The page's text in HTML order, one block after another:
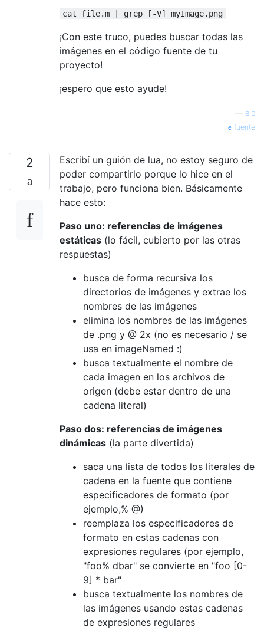
cat file.m | grep [-V] myImage.png
¡Con este truco, puedes buscar todas las
imágenes en el código fuente de tu
proyecto!
¡espero que esto ayude!
elp
fuente
2
Escribí un guión de lua, no estoy seguro de
poder compartirlo porque lo hice en el
trabajo, pero funciona bien. Básicamente
hace esto:
Paso uno: referencias de imágenes
estáticas (lo fácil, cubierto por las otras
respuestas)
busca de forma recursiva los
directorios de imágenes y extrae los
nombres de las imágenes
elimina los nombres de las imágenes
de .png y @ 2x (no es necesario / se
usa en imageNamed :)
busca textualmente el nombre de
cada imagen en los archivos de
origen (debe estar dentro de una
cadena literal)
Paso dos: referencias de imágenes
dinámicas (la parte divertida)
saca una lista de todos los literales de
cadena en la fuente que contiene
especificadores de formato (por
ejemplo,% @)
reemplaza los especificadores de
formato en estas cadenas con
expresiones regulares (por ejemplo,
"foo% dbar" se convierte en "foo [0-
9] * bar"
busca textualmente los nombres de
las imágenes usando estas cadenas
de expresiones regulares